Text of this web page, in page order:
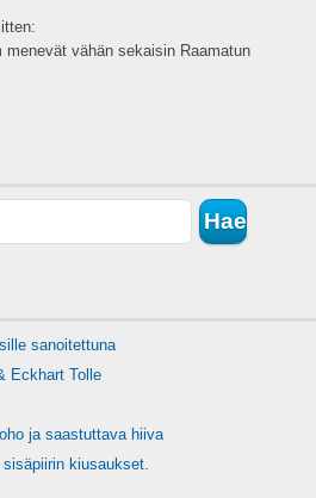
vähän sekaisin Raamatun
sanoitettuna
Eckhart Tolle
ja saastuttava hiiva
kiusaukset.